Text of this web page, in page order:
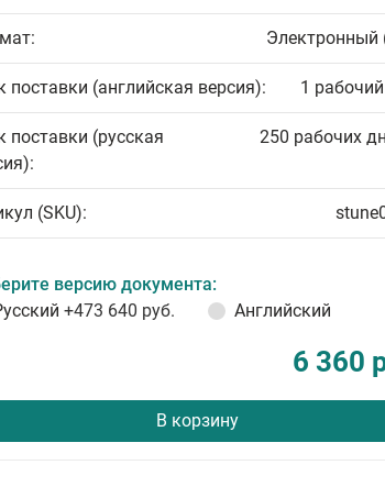
Электронный
поставки (английская версия): 1
поставки (русская
250 рабочих
(SKU):
версию документа:
+473 640 руб. Английский
6 360
В корзину